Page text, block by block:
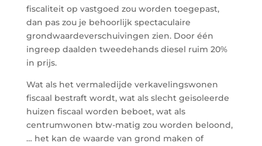
fiscaliteit op vastgoed zou worden toegepast,
dan pas zou je behoorlijk spectaculaire
grondwaardeverschuivingen zien. Door één
ingreep daalden tweedehands diesel ruim 20%
in prijs.
Wat als het vermaledijde verkavelingswonen
fiscaal bestraft wordt, wat als slecht geisoleerde
huizen fiscaal worden beboet, wat als
centrumwonen btw-matig zou worden beloond,
… het kan de waarde van grond maken of